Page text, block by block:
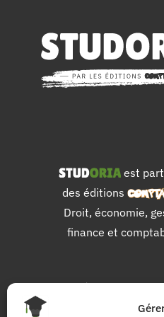
est
des éditions
Droit, économie,
finance et